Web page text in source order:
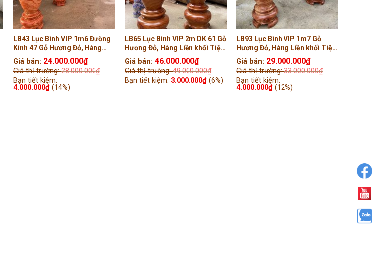
LB43 Lục Bình VIP 1m6 Đường
Kính 47 Gỗ Hương Đỏ, Hàng
Liền khối Tiện Tay ( Anh Tiến,
Hà Nội )
Giá bán: 24.000.000₫
Giá thị trường:28.000.000₫
Bạn tiết kiệm:
4.000.000₫ (14%)
LB65 Lục Bình VIP 2m DK 61 Gỗ
Hương Đỏ, Hàng Liền khối Tiện
Tay ( Cô Hạnh, Vĩnh Phúc )
Giá bán:46.000.000₫
Giá thị trường:49.000.000₫
Bạn tiết kiệm: 3.000.000₫ (6%)
LB93 Lục Bình VIP 1m7 Gỗ
Hương Đỏ, Hàng Liền khối Tiện
Tay ( Bác Tuyền, Quảng Nam )
Giá bán: 29.000.000₫
Giá thị trường:33.000.000₫
Bạn tiết kiệm:
4.000.000₫ (12%)